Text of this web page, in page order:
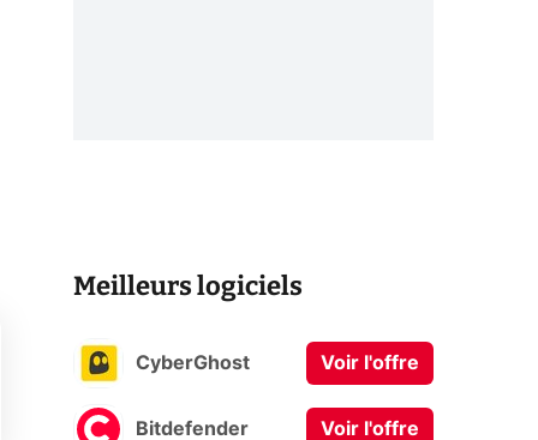
Meilleurs logiciels
CyberGhost Voir l'offre
Bitdefender Voir l'offre